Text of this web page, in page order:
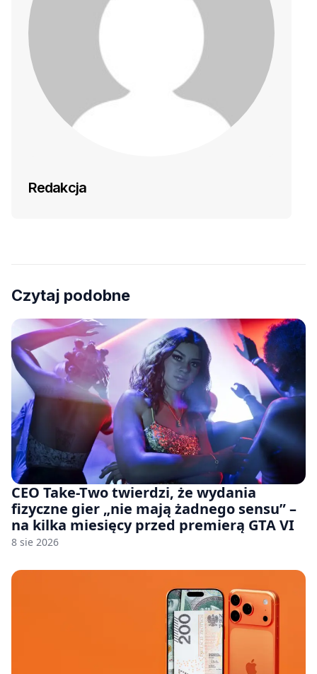
Redakcja
Czytaj podobne
CEO Take-Two twierdzi, że wydania
fizyczne gier „nie mają żadnego sensu” –
na kilka miesięcy przed premierą GTA VI
8 sie 2026